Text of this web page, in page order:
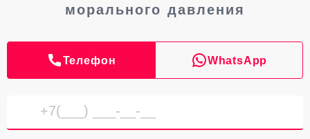
морального давления
Телефон WhatsApp